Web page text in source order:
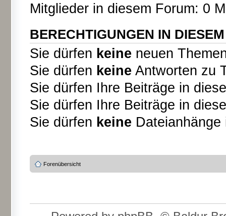
Mitglieder in diesem Forum: 0
BERECHTIGUNGEN IN
Sie dürfen keine neuen
Sie dürfen keine Antworten zu
Sie dürfen Ihre Beiträge in
Sie dürfen Ihre Beiträge in
Sie dürfen keine
Forenübersicht